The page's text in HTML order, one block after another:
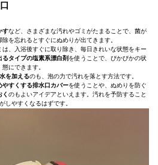
すなど、さまざまな汚れやゴミがたまることで、菌が
を忘れるとすぐにぬめりが出てきます。
、入浴後すぐに取り除き、毎日きれいな状態をキー
るタイプの塩素系漂白剤 を使うことで、ぴかぴかの状
態にできます。
を加えるのも、泡の力で汚れを落とす方法です。
やすくする排水口カバーを使うことや、ぬめりを防ぐ
のもよいアイデアといえます。汚れを予防すること
しやすくなるはずです。